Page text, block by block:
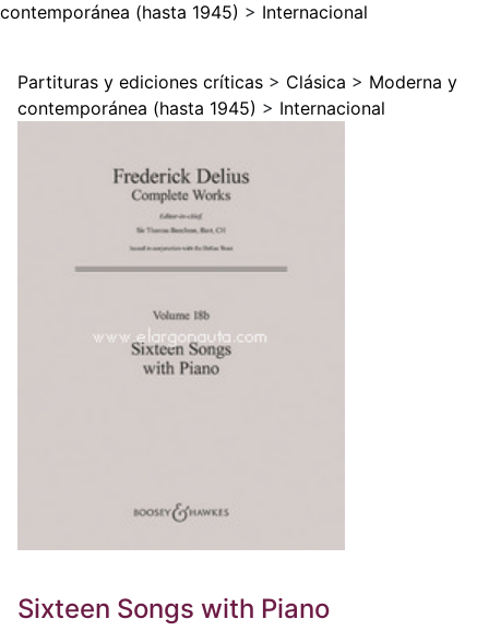
contemporánea (hasta 1945) > Internacional
Partituras y ediciones críticas > Clásica > Moderna y
contemporánea (hasta 1945) > Internacional
Sixteen Songs with Piano